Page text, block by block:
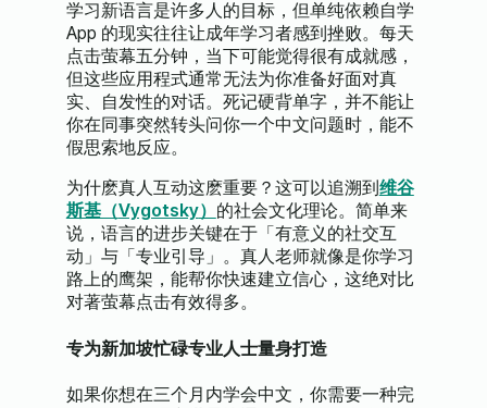
学习新语言是许多人的目标，但单纯依赖自学
App 的现实往往让成年学习者感到挫败。每天
点击萤幕五分钟，当下可能觉得很有成就感，
但这些应用程式通常无法为你准备好面对真
实、自发性的对话。死记硬背单字，并不能让
你在同事突然转头问你一个中文问题时，能不
假思索地反应。
为什麽真人互动这麽重要？这可以追溯到维谷
斯基（Vygotsky） 的社会文化理论。简单来
说，语言的进步关键在于「有意义的社交互
动」与「专业引导」。真人老师就像是你学习
路上的鹰架，能帮你快速建立信心，这绝对比
对著萤幕点击有效得多。
专为新加坡忙碌专业人士量身打造
如果你想在三个月内学会中文，你需要一种完